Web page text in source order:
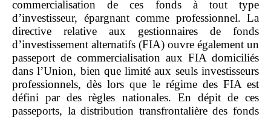
commercialisation de ces fonds à tout type
d’investisseur, épargnant comme professionnel. La
directive relative aux gestionnaires de fonds
d’investissement alternatifs (FIA) ouvre également un
passeport de commercialisation aux FIA domiciliés
dans l’Union, bien que limité aux seuls investisseurs
professionnels, dès lors que le régime des FIA est
défini par des règles nationales. En dépit de ces
passeports, la distribution transfrontalière des fonds